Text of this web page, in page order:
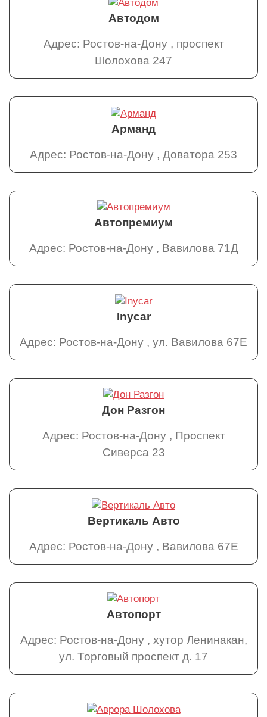
Автодом
Адрес: Ростов-на-Дону , проспект
Шолохова 247
Арманд
Адрес: Ростов-на-Дону , Доватора 253
Автопремиум
Адрес: Ростов-на-Дону , Вавилова 71Д
Inycar
Адрес: Ростов-на-Дону , ул. Вавилова 67Е
Дон Разгон
Адрес: Ростов-на-Дону , Проспект
Сиверса 23
Вертикаль Авто
Адрес: Ростов-на-Дону , Вавилова 67Е
Автопорт
Адрес: Ростов-на-Дону , хутор Ленинакан,
ул. Торговый проспект д. 17